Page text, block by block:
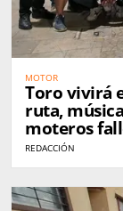
MOTOR
Toro vivirá
ruta,
moteros
REDACCIÓN